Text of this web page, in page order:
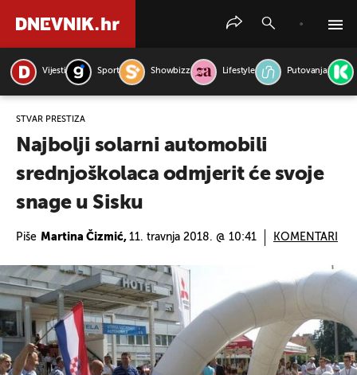
Vijesti Sport Showbizz Lifestyle Putovanja
STVAR PRESTIŽA
Najbolji solarni automobili
srednjoškolaca odmjerit će svoje
snage u Sisku
Piše Martina Čizmić, 11. travnja 2018. @ 10:41 KOMENTARI
PRETRAŽITE VIJESTI